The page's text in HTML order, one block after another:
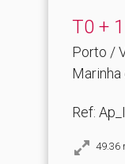
T0 +
Porto /
Marinha
Ref:
49.36